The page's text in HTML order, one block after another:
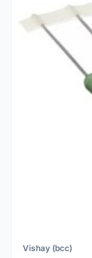
Vishay (bcc)